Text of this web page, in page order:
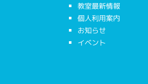
教室最新情報
個人利用案内
お知らせ
イベント